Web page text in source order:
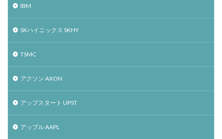
IBM
SKハイニックス SKHY
TSMC
アクソン AXON
アップスタート UPST
アップル AAPL